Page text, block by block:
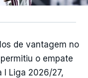
de vantagem no
o empate
I Liga 2026/27,